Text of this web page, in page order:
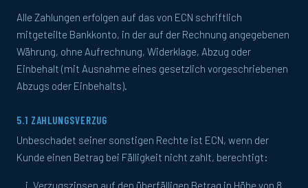
Alle Zahlungen erfolgen auf das von ECN schriftlich
mitgeteilte Bankkonto, in der auf der Rechnung angegebenen
Währung, ohne Aufrechnung, Widerklage, Abzug oder
Einbehalt (mit Ausnahme eines gesetzlich vorgeschriebenen
Abzugs oder Einbehalts).
5.1 ZAHLUNGSVERZUG
Unbeschadet seiner sonstigen Rechte ist ECN, wenn der
Kunde einen Betrag bei Fälligkeit nicht zahlt, berechtigt:
Verzugszinsen auf den überfälligen Betrag in Höhe von 8